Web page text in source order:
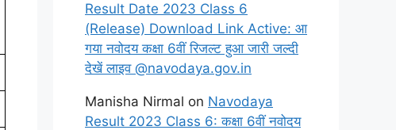
Result Date 2023 Class 6
(Release) Download Link Active: आ
गया नवोदय कक्षा 6वीं रिजल्ट हुआ जारी जल्दी
देखें लाइव @navodaya.gov.in
Manisha Nirmal on Navodaya
Result 2023 Class 6: कक्षा 6वीं नवोदय